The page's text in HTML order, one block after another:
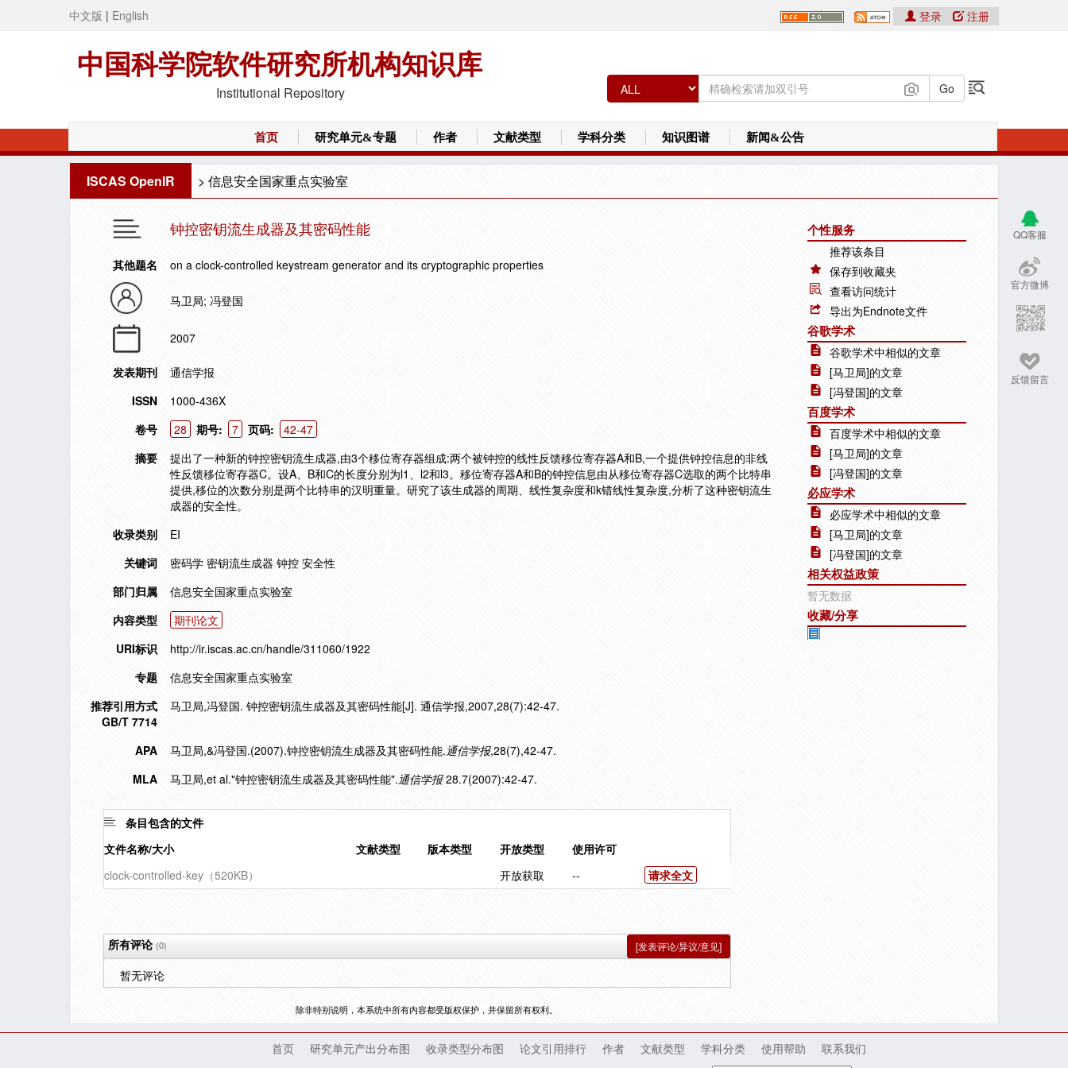
中文版 | English
中国科学院软件研究所机构知识库
Institutional Repository
登录 注册
首页 研究单元&专题 作者 文献类型 学科分类 知识图谱 新闻&公告
ISCAS OpenIR > 信息安全国家重点实验室
QQ客服
官方微博
反馈留言
钟控密钥流生成器及其密码性能
其他题名 on a clock-controlled keystream generator and its cryptographic properties
马卫局; 冯登国
2007
发表期刊
通信学报
ISSN
1000-436X
卷号
28 期号: 7 页码:
42-47
摘要
提出了一种新的钟控密钥流生成器,由3个移位寄存器组成:两个被钟控的线性反馈移位寄存器A和B,一个提供钟控信息的非线
性反馈移位寄存器C。设A、B和C的长度分别为l1、l2和l3。移位寄存器A和B的钟控信息由从移位寄存器C选取的两个比特串
提供,移位的次数分别是两个比特串的汉明重量。研究了该生成器的周期、线性复杂度和k错线性复杂度,分析了这种密钥流生
成器的安全性。
收录类别
EI
关键词
密码学 密钥流生成器 钟控 安全性
部门归属
信息安全国家重点实验室
内容类型
期刊论文
URI标识
http://ir.iscas.ac.cn/handle/311060/1922
专题
信息安全国家重点实验室
推荐引用方式
GB/T 7714
马卫局,冯登国. 钟控密钥流生成器及其密码性能[J]. 通信学报,2007,28(7):42-47.
APA 马卫局,&冯登国.(2007).钟控密钥流生成器及其密码性能.通信学报,28(7),42-47.
MLA
马卫局,et al."钟控密钥流生成器及其密码性能".通信学报28.7(2007):42-47.
条目包含的文件
文件名称/大小
文献类型 版本类型 开放类型
使用许可
clock-controlled-key（520KB）
开放获取 -- 请求全文
个性服务
推荐该条目
保存到收藏夹
查看访问统计
导出为Endnote文件
谷歌学术
谷歌学术中相似的文章
[马卫局]的文章
[冯登国]的文章
百度学术
百度学术中相似的文章
[马卫局]的文章
[冯登国]的文章
必应学术
必应学术中相似的文章
[马卫局]的文章
[冯登国]的文章
相关权益政策
暂无数据
收藏/分享
所有评论(0) [发表评论/异议/意见]
暂无评论
除非特别说明，本系统中所有内容都受版权保护，并保留所有权利。
首页 研究单元产出分布图 收录类型分布图 论文引用排行 作者 文献类型 学科分类 使用帮助
联系我们